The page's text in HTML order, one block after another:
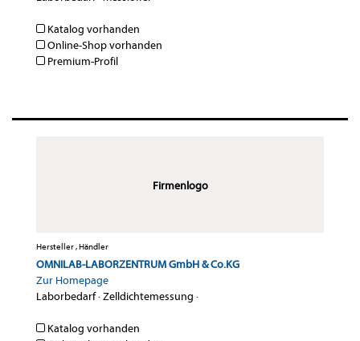
Katalog vorhanden
Online-Shop vorhanden
Premium-Profil
Firmenlogo
Hersteller , Händler
OMNILAB-LABORZENTRUM GmbH & Co.KG
Zur Homepage
Laborbedarf·Zelldichtemessung ·
Katalog vorhanden